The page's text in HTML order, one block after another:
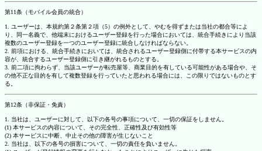
第11条（モバイル会員の統合）
1. ユーザーは、本規約第２条第２項（5）の例外として、やむを得ずまたは当社の都合等によ
り、同一名義で、他端末におけるユーザー登録を行った場合においては、統合手続きにより当該
複数のユーザー登録を一つのユーザー登録に統合しなければならない。
2. 前項における、統合手続きにおいては、統合されるユーザー登録側に付帯する本サービスの内
容が、統合するユーザー登録側に引き継がれるものとする。
3. 前二項に拘わらず、当該ユーザーが転売屋等、商業目的を有している可能性がある場合や、そ
の他不正な目的を有して複数登録を行っていたと思われる場合には、この限りではないものとす
る。
第12条（非保証・免責）
1. 当社は、ユーザーに対して、以下の各号の事項について、一切の保証をしません。
(1) 本サービスの内容について、その完全性、正確性及び有効性等
(2) 本サービスに中断、中止その他の障害が生じないこと
2. 当社は、以下の各号の損害について、一切の責任を負いません。